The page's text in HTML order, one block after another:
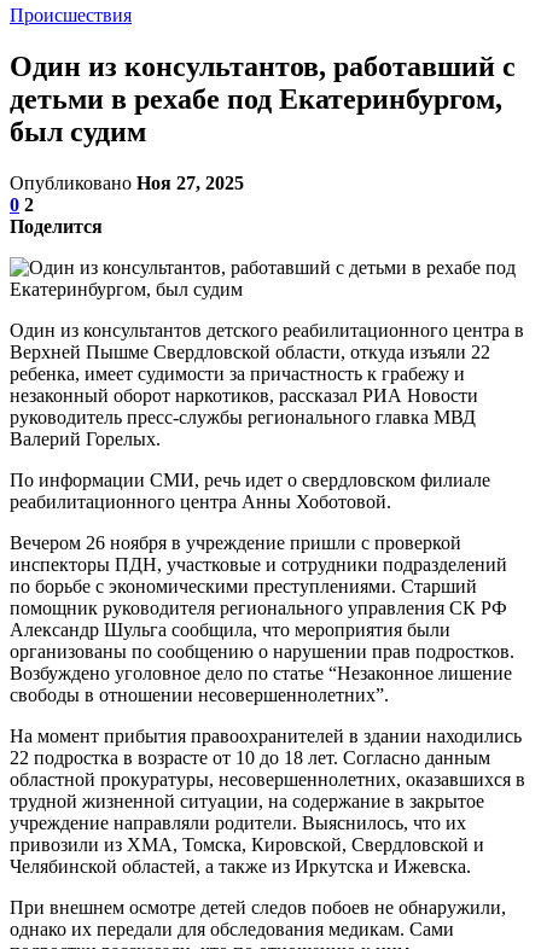
Происшествия
Один из консультантов, работавший с
детьми в рехабе под Екатеринбургом,
был судим
Опубликовано Ноя 27, 2025
0 2
Поделится
Один из консультантов детского реабилитационного центра в
Верхней Пышме Свердловской области, откуда изъяли 22
ребенка, имеет судимости за причастность к грабежу и
незаконный оборот наркотиков, рассказал РИА Новости
руководитель пресс-службы регионального главка МВД
Валерий Горелых.
По информации СМИ, речь идет о свердловском филиале
реабилитационного центра Анны Хоботовой.
Вечером 26 ноября в учреждение пришли с проверкой
инспекторы ПДН, участковые и сотрудники подразделений
по борьбе с экономическими преступлениями. Старший
помощник руководителя регионального управления СК РФ
Александр Шульга сообщила, что мероприятия были
организованы по сообщению о нарушении прав подростков.
Возбуждено уголовное дело по статье “Незаконное лишение
свободы в отношении несовершеннолетних”.
На момент прибытия правоохранителей в здании находились
22 подростка в возрасте от 10 до 18 лет. Согласно данным
областной прокуратуры, несовершеннолетних, оказавшихся в
трудной жизненной ситуации, на содержание в закрытое
учреждение направляли родители. Выяснилось, что их
привозили из ХМА, Томска, Кировской, Свердловской и
Челябинской областей, а также из Иркутска и Ижевска.
При внешнем осмотре детей следов побоев не обнаружили,
однако их передали для обследования медикам. Сами